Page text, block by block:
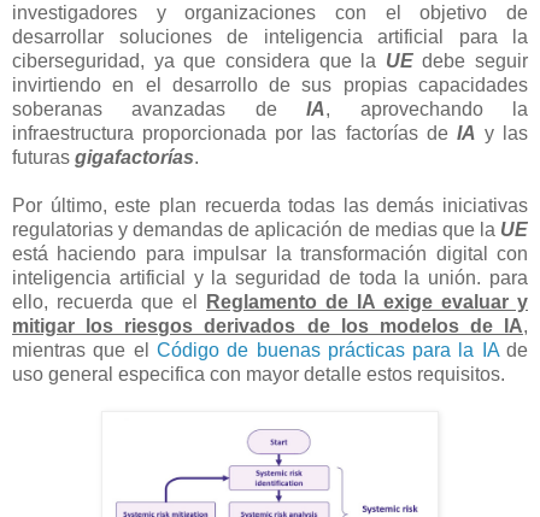
investigadores y organizaciones con el objetivo de
desarrollar soluciones de inteligencia artificial para la
ciberseguridad, ya que considera que la UEdebe seguir
invirtiendo en el desarrollo de sus propias capacidades
soberanas avanzadas deIA, aprovechando la
infraestructura proporcionada por las factorías de IA y las
futuras gigafactorías.
Por último, este plan recuerda todas las demás iniciativas
regulatorias y demandas de aplicación de medias que la UE
está haciendo para impulsar la transformación digital con
inteligencia artificial y la seguridad de toda la unión. para
ello, recuerda que el
Reglamento de IA exige evaluar y
mitigar los riesgos derivados de los modelos de IA,
mientras que el Código de buenas prácticas para la IAde
uso general especifica con mayor detalle estos requisitos.